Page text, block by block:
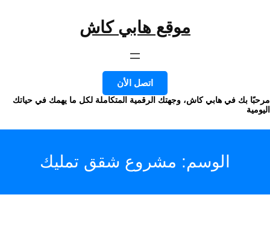
موقع هابي كاش
اتصل الأن
بك في هابي كاش، وجهتك الرقمية المتكاملة لكل ما يهمك في حياتك
الوسم:مشروع شقق تمليك